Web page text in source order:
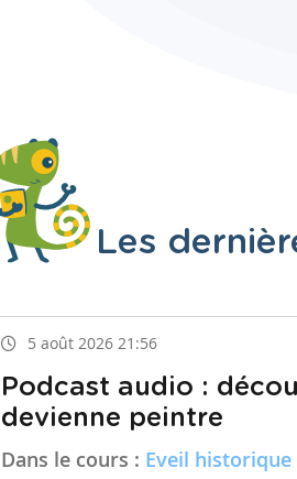
Les
5 août 2026 21:56
Podcast audio :
devienne peintre
Dans le cours : Eveil historique